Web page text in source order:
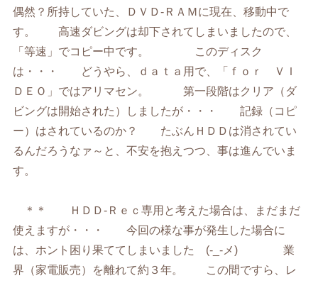
偶然？所持していた、ＤＶＤ-ＲＡＭに現在、移動中で
す。 高速ダビングは却下されてしまいましたので、
「等速」でコピー中です。 このディスク
は・・・ どうやら、ｄａｔａ用で、「ｆｏｒ ＶＩ
ＤＥＯ」ではアリマセン。 第一段階はクリア（ダ
ビングは開始された）しましたが・・・ 記録（コピ
ー）はされているのか？ たぶんＨＤＤは消されてい
るんだろうなァ～と、不安を抱えつつ、事は進んでいま
す。
＊＊ ＨＤＤ-Ｒｅｃ専用と考えた場合は、まだまだ
使えますが・・・ 今回の様な事が発生した場合に
は、ホント困り果ててしまいました (-_-メ) 業
界（家電販売）を離れて約３年。 この間ですら、レ